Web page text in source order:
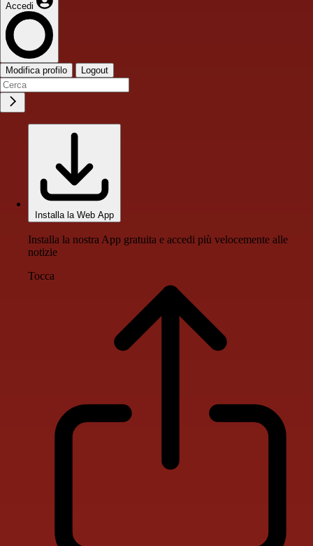
Accedi
Modifica profilo Logout
Installa la Web App
Installa la nostra App gratuita e accedi più velocemente alle
notizie
Tocca